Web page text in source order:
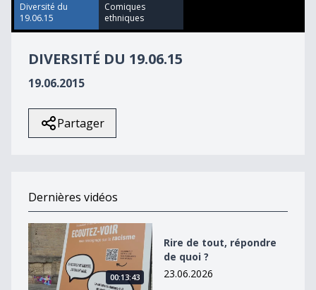
seconds
Diversité du
19.06.15
Comiques
ethniques
DIVERSITÉ DU 19.06.15
19.06.2015
Partager
Dernières vidéos
Rire de tout, répondre de quoi ?
00:13:43
Rire de tout, répondre
de quoi ?
23.06.2026